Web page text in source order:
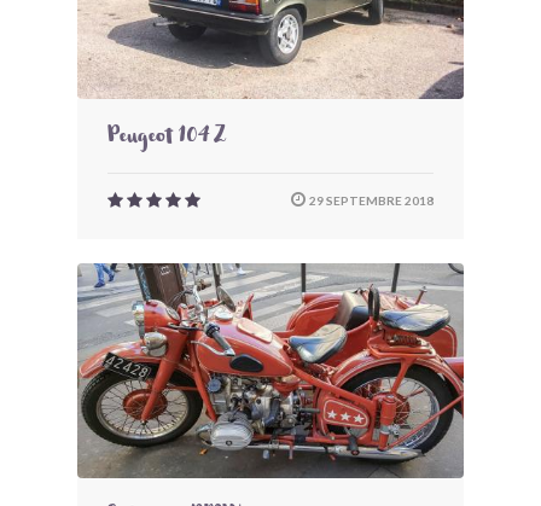
Peugeot 104 Z
29 SEPTEMBRE 2018